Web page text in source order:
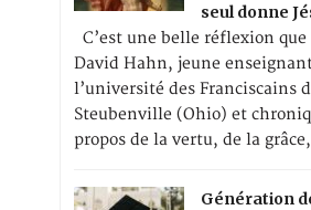
seul donne
C’est une belle réflexion que
David Hahn, jeune
l’université des Franciscains
Steubenville (Ohio) et
propos de la vertu, de la
Génération